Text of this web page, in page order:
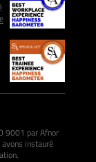
9001 par Afnor
instauré